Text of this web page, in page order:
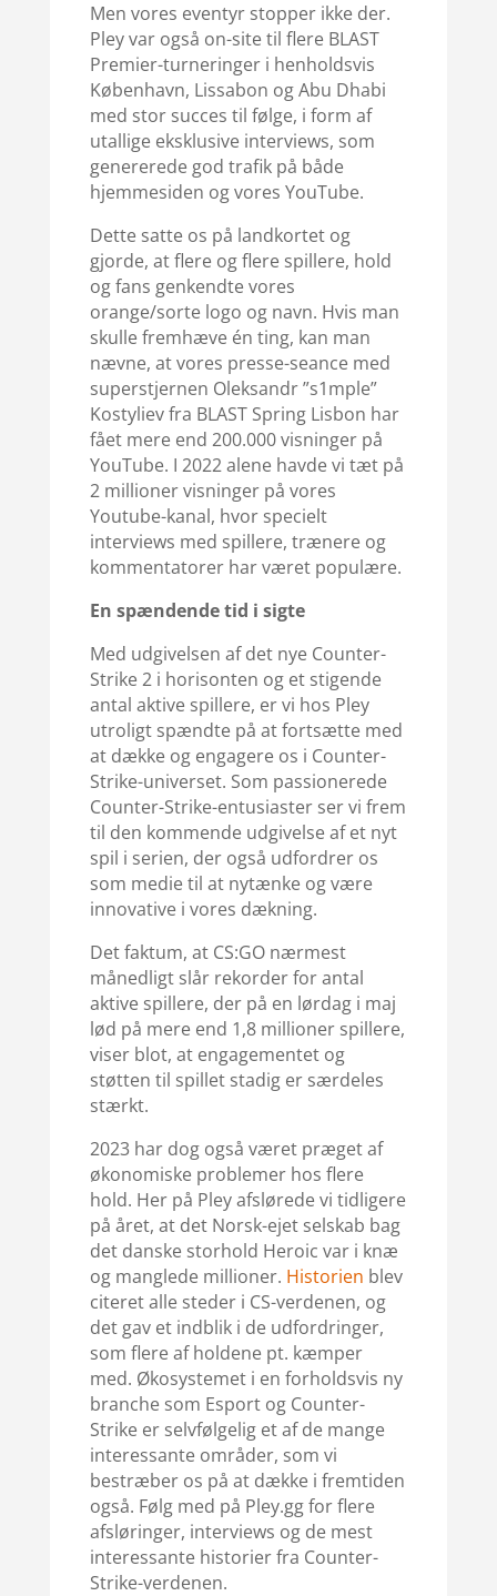
Men vores eventyr stopper ikke der.
Pley var også on-site til flere BLAST
Premier-turneringer i henholdsvis
København, Lissabon og Abu Dhabi
med stor succes til følge, i form af
utallige eksklusive interviews, som
genererede god trafik på både
hjemmesiden og vores YouTube.
Dette satte os på landkortet og
gjorde, at flere og flere spillere, hold
og fans genkendte vores
orange/sorte logo og navn. Hvis man
skulle fremhæve én ting, kan man
nævne, at vores presse-seance med
superstjernen Oleksandr ”s1mple”
Kostyliev fra BLAST Spring Lisbon har
fået mere end 200.000 visninger på
YouTube. I 2022 alene havde vi tæt på
2 millioner visninger på vores
Youtube-kanal, hvor specielt
interviews med spillere, trænere og
kommentatorer har været populære.
En spændende tid i sigte
Med udgivelsen af det nye Counter-
Strike 2 i horisonten og et stigende
antal aktive spillere, er vi hos Pley
utroligt spændte på at fortsætte med
at dække og engagere os i Counter-
Strike-universet. Som passionerede
Counter-Strike-entusiaster ser vi frem
til den kommende udgivelse af et nyt
spil i serien, der også udfordrer os
som medie til at nytænke og være
innovative i vores dækning.
Det faktum, at CS:GO nærmest
månedligt slår rekorder for antal
aktive spillere, der på en lørdag i maj
lød på mere end 1,8 millioner spillere,
viser blot, at engagementet og
støtten til spillet stadig er særdeles
stærkt.
2023 har dog også været præget af
økonomiske problemer hos flere
hold. Her på Pley afslørede vi tidligere
på året, at det Norsk-ejet selskab bag
det danske storhold Heroic var i knæ
og manglede millioner. Historien blev
citeret alle steder i CS-verdenen, og
det gav et indblik i de udfordringer,
som flere af holdene pt. kæmper
med. Økosystemet i en forholdsvis ny
branche som Esport og Counter-
Strike er selvfølgelig et af de mange
interessante områder, som vi
bestræber os på at dække i fremtiden
også. Følg med på Pley.gg for flere
afsløringer, interviews og de mest
interessante historier fra Counter-
Strike-verdenen.